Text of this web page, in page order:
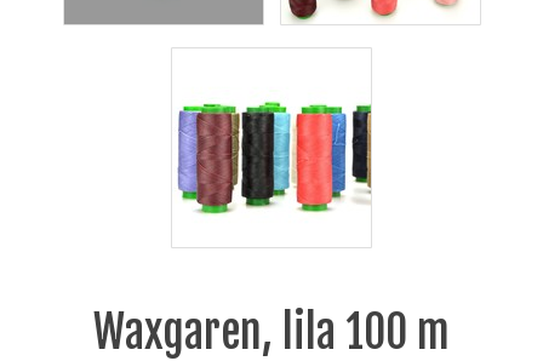
Waxgaren, lila 100 m